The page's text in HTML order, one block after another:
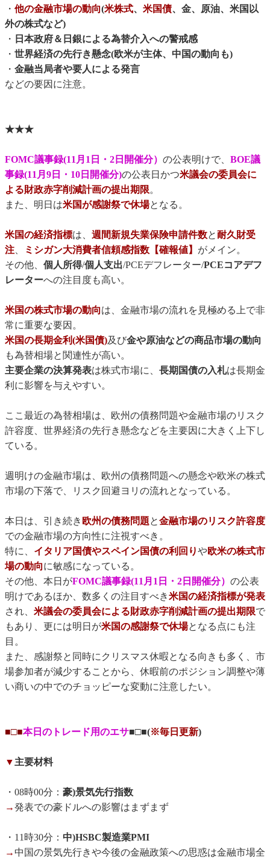
・ 他の金融市場の動向(米株式、 米国債、金、原油、米国以
外の株式など)
・ 日本政府＆日銀による為替介入への警戒感
・ 世界経済の先行き懸念(欧米が主体、中国の動向も)
・ 金融当局者や要人による発言
などの要因に注意。
★★★
FOMC議事録(11月1日・2日開催分） の公表明けで、 BOE議
事録(11月9日・10日開催分)の公表日かつ米議会の委員会に
よる財政赤字削減計画の提出期限。
また、明日は米国が感謝祭で休場となる。
米国の経済指標は、 週間新規失業保険申請件数と耐久財受
注、 ミシガン大消費者信頼感指数【確報値】 がメイン。
その他、 個人所得/個人支出/PCEデフレーター/PCEコアデフ
レーターへの注目度も高い。
米国の株式市場の動向は、金融市場の流れを見極める上で非
常に重要な要因。
米国の長期金利(米国債)及び金や原油などの商品市場の動向
も為替相場と関連性が高い。
主要企業の決算発表は株式市場に、 長期国債の入札は長期金
利に影響を与えやすい。
ここ最近の為替相場は、欧州の債務問題や金融市場のリスク
許容度、世界経済の先行き懸念などを主要因に大きく上下し
ている。
週明けの金融市場は、欧州の債務問題への懸念や欧米の株式
市場の下落で、リスク回避ヨリの流れとなっている。
本日は、引き続き 欧州の債務問題と金融市場のリスク許容度
での金融市場の方向性に注視すべき。
特に、 イタリア国債やスペイン国債の利回りや欧米の株式市
場の動向に敏感になっている。
その他、本日がFOMC議事録(11月1日・2日開催分） の公表
明けであるほか、数多くの注目すべき米国の経済指標が発表
され、 米議会の委員会による財政赤字削減計画の提出期限で
もあり、更には明日が米国の感謝祭で休場となる点にも注
目。
また、感謝祭と同時にクリスマス休暇となる向きも多く、市
場参加者が減少することから、休暇前のポジション調整や薄
い商いの中でのチョッピーな変動に注意したい。
■□■本日のトレード用のエサ■□■(※毎日更新)
▼主要材料
・08時00分： 豪)景気先行指数
→発表での豪ドルへの影響はまずまず
・11時30分： 中)HSBC製造業PMI
→ 中国の景気先行きや今後の金融政策への思惑は金融市場全